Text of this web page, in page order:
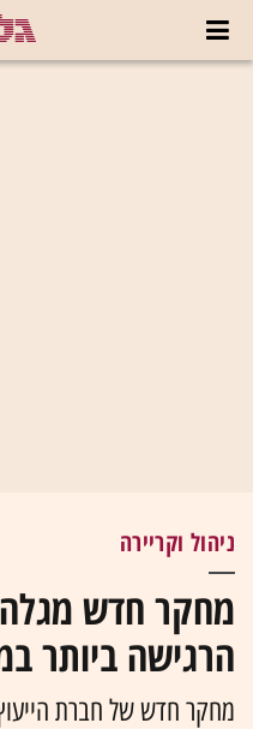
ניהול וקריירה
מחקר חדש
הרגישה ביותר